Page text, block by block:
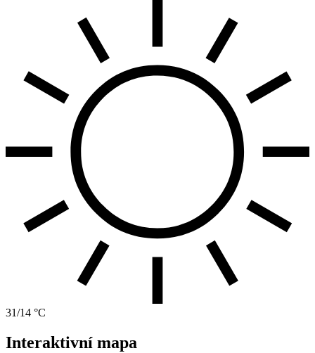
31/14 °C
Interaktivní mapa